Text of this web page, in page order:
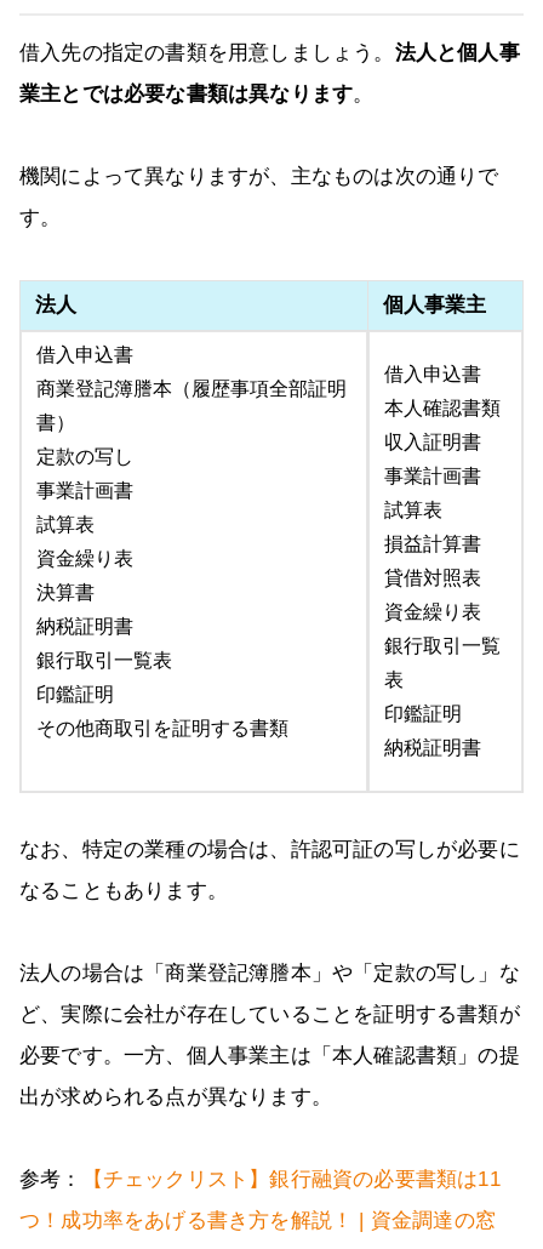
借入先の指定の書類を用意しましょう。 法人と個人事
業主とでは必要な書類は異なります。
機関によって異なりますが、主なものは次の通りで
す。
法人 個人事業主
借入申込書
商業登記簿謄本（履歴事項全部証明
書）
定款の写し
事業計画書
試算表
資金繰り表
決算書
納税証明書
銀行取引一覧表
印鑑証明
その他商取引を証明する書類
借入申込書
本人確認書類
収入証明書
事業計画書
試算表
損益計算書
貸借対照表
資金繰り表
銀行取引一覧
表
印鑑証明
納税証明書
なお、特定の業種の場合は、許認可証の写しが必要に
なることもあります。
法人の場合は「商業登記簿謄本」や「定款の写し」な
ど、実際に会社が存在していることを証明する書類が
必要です。一方、個人事業主は「本人確認書類」の提
出が求められる点が異なります。
参考：
【チェックリスト】銀行融資の必要書類は11
つ！成功率をあげる書き方を解説！ | 資金調達の窓